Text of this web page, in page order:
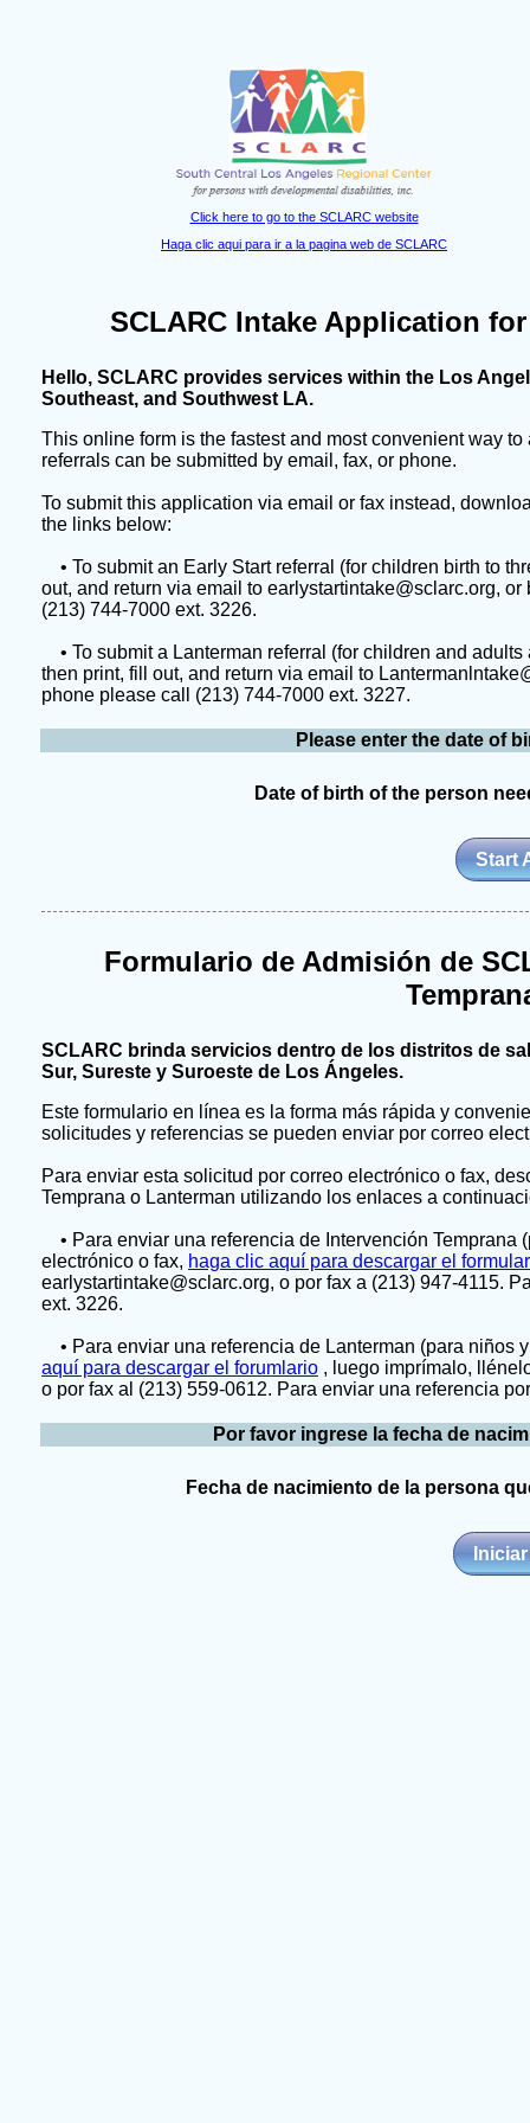
Click here to go to the SCLARC website
Haga clic aqui para ir a la pagina web de SCLARC
SCLARC Intake Application
Hello, SCLARC provides services within the Los
Southeast, and Southwest LA.
This online form is the fastest and most convenient way
referrals can be submitted by email, fax, or phone.
To submit this application via email or fax instead,
the links below:
• To submit an Early Start referral (for children birth to
out, and return via email to earlystartintake@sclarc.org,
(213) 744-7000 ext. 3226.
• To submit a Lanterman referral (for children and
then print, fill out, and return via email to
phone please call (213) 744-7000 ext. 3227.
Please enter the date of
Date of birth of the person
Start
Formulario de Admisión de
SCLARC brinda servicios dentro de los distritos de
Sur, Sureste y Suroeste de Los Ángeles.
Este formulario en línea es la forma más rápida y
solicitudes y referencias se pueden enviar por correo
Para enviar esta solicitud por correo electrónico o fax,
Temprana o Lanterman utilizando los enlaces a
• Para enviar una referencia de Intervención Temprana
electrónico o fax, haga clic aquí para descargar el
earlystartintake@sclarc.org, o por fax a (213) 947-4115.
ext. 3226.
• Para enviar una referencia de Lanterman (para niños
aquí para descargar el forumlario , luego imprímalo,
o por fax al (213) 559-0612. Para enviar una referencia
Por favor ingrese la fecha de
Fecha de nacimiento de la persona